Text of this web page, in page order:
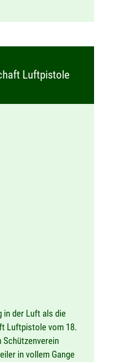
Luftpistole
in der Luft als die
Luftpistole vom 18.
Schützenverein
in vollem Gange